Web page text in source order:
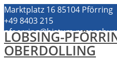
Zum
Inhalt
springen
Marktplatz 16 85104 Pförring
+49 8403 215
pfoerring@bistum-
LOBSING-
OBERDOLLING